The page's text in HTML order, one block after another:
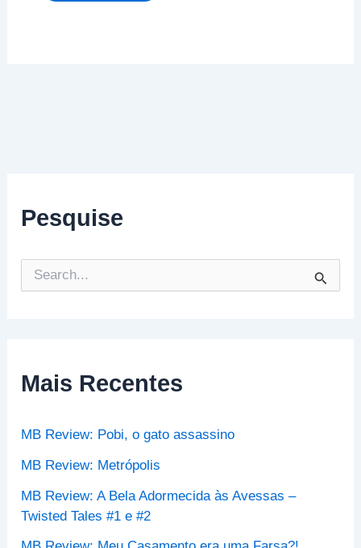
Pesquise
e
s
a
o
:
Mais Recentes
MB Review: Pobi, o gato assassino
MB Review: Metrópolis
MB Review: A Bela Adormecida às Avessas –
Twisted Tales #1 e #2